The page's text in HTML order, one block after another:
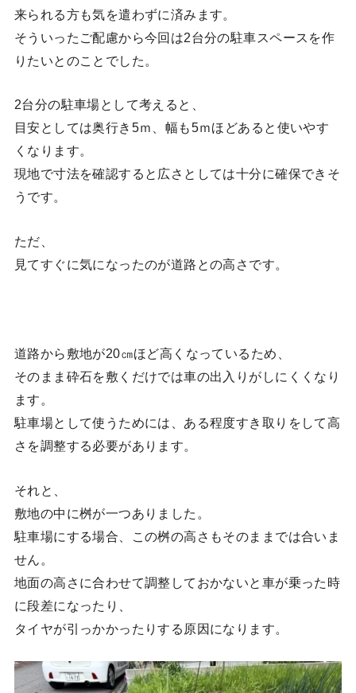
来られる方も気を遣わずに済みます。
そういったご配慮から今回は2台分の駐車スペースを作
りたいとのことでした。
2台分の駐車場として考えると、
目安としては奥行き5ｍ、幅も5ｍほどあると使いやす
くなります。
現地で寸法を確認すると広さとしては十分に確保できそ
うです。
ただ、
見てすぐに気になったのが道路との高さです。
道路から敷地が20㎝ほど高くなっているため、
そのまま砕石を敷くだけでは車の出入りがしにくくなり
ます。
駐車場として使うためには、ある程度すき取りをして高
さを調整する必要があります。
それと、
敷地の中に桝が一つありました。
駐車場にする場合、この桝の高さもそのままでは合いま
せん。
地面の高さに合わせて調整しておかないと車が乗った時
に段差になったり、
タイヤが引っかかったりする原因になります。